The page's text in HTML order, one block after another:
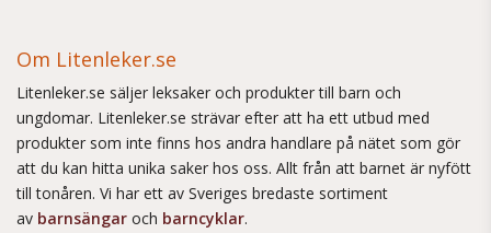
Om Litenleker.se
Litenleker.se säljer leksaker och produkter till barn och
ungdomar. Litenleker.se strävar efter att ha ett utbud med
produkter som inte finns hos andra handlare på nätet som gör
att du kan hitta unika saker hos oss. Allt från att barnet är nyfött
till tonåren. Vi har ett av Sveriges bredaste sortiment
av barnsängar och barncyklar.